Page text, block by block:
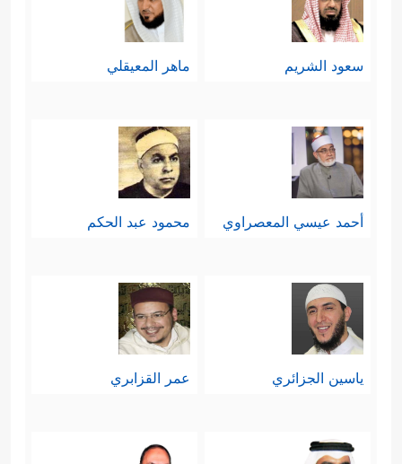
وهكذا هو انقسام الناس أمام الدعوة
في كلِّ زمانٍ ومكانٍ، وإنَّما الفارِق في
أصحابُها، دخل الناس فيها أفواجًا، ويبقى
المُعانِد مُعانِدًا مهما كان حجمُه ووزنُه؛
ولذلك فقريش التي حارَبَت رسولَ الله
رجَعَت بأغلبيَّتها إلى دينِ الله بعد الفتح.
ثالثًا: ينقل القرآن لنا في هذه الآيات
نموذجًا من الدعوات السابقة، فيه تسليةٌ
للنبيِّ
ﷺوللمُؤمنين معه في مكة، وفيه
﴿وَٱضۡرِبۡ لَهُم مَّثَلًا أَصۡحَـٰبَ ٱلۡقَرۡیَةِ
سعود الشريم ماهر المعيقلي
أحمد عيسي المعصراوي محمود عبد الحكم
ياسين الجزائري عمر القزابري